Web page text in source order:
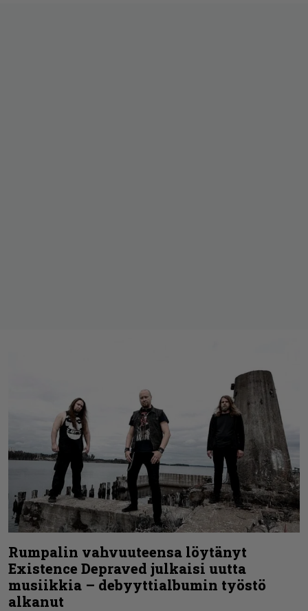
Rumpalin vahvuuteensa löytänyt
Existence Depraved julkaisi uutta
musiikkia – debyyttialbumin työstö
alkanut